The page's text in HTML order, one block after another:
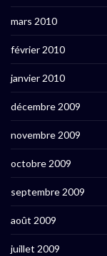
mars 2010
février 2010
janvier 2010
décembre 2009
novembre 2009
octobre 2009
septembre 2009
août 2009
juillet 2009